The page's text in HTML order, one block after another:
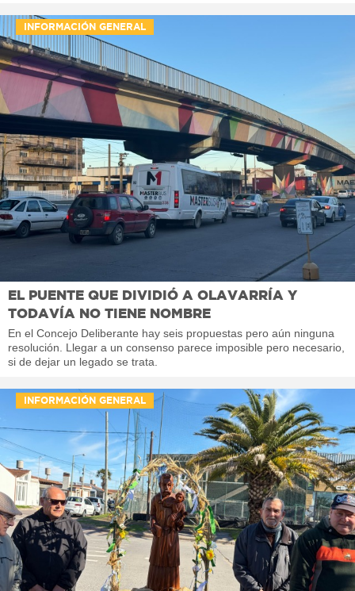
INFORMACIÓN GENERAL
EL PUENTE QUE DIVIDIÓ A OLAVARRÍA Y
TODAVÍA NO TIENE NOMBRE
En el Concejo Deliberante hay seis propuestas pero aún ninguna
resolución. Llegar a un consenso parece imposible pero necesario,
si de dejar un legado se trata.
INFORMACIÓN GENERAL